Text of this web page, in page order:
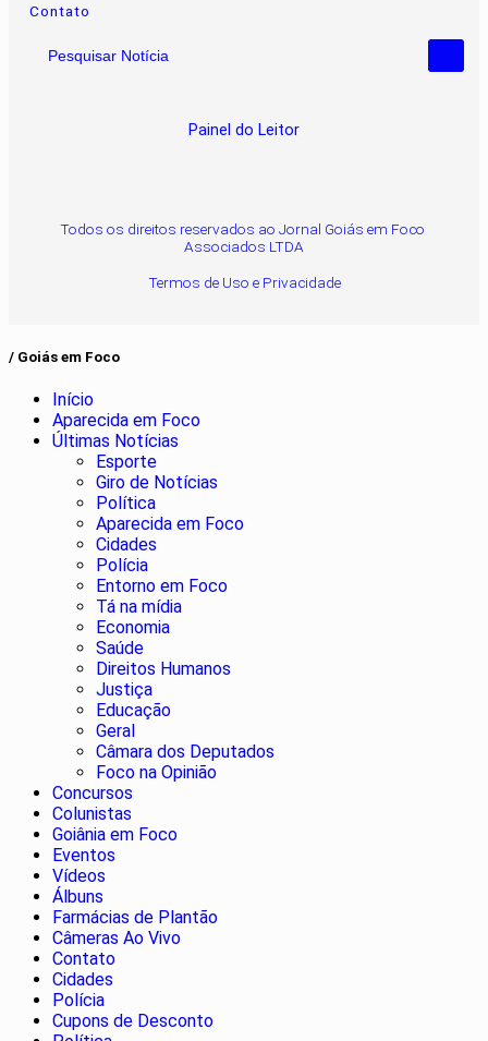
Contato
Pesquisar Notícia
Painel do Leitor
Todos os direitos reservados ao Jornal Goiás em Foco
Associados LTDA
Termos de Uso e Privacidade
/ Goiás em Foco
Início
Aparecida em Foco
Últimas Notícias
Esporte
Giro de Notícias
Política
Aparecida em Foco
Cidades
Polícia
Entorno em Foco
Tá na mídia
Economia
Saúde
Direitos Humanos
Justiça
Educação
Geral
Câmara dos Deputados
Foco na Opinião
Concursos
Colunistas
Goiânia em Foco
Eventos
Vídeos
Álbuns
Farmácias de Plantão
Câmeras Ao Vivo
Contato
Cidades
Polícia
Cupons de Desconto